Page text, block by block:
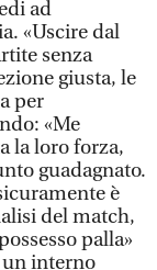
ad
«Uscire dal
senza
giusta, le
per
«Me
la loro forza,
guadagnato.
è
del match,
palla»
un interno